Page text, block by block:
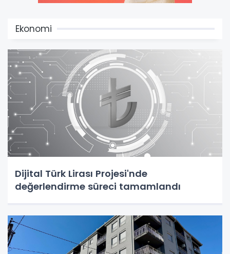
Ekonomi
Dijital Türk Lirası Projesi'nde
değerlendirme süreci tamamlandı